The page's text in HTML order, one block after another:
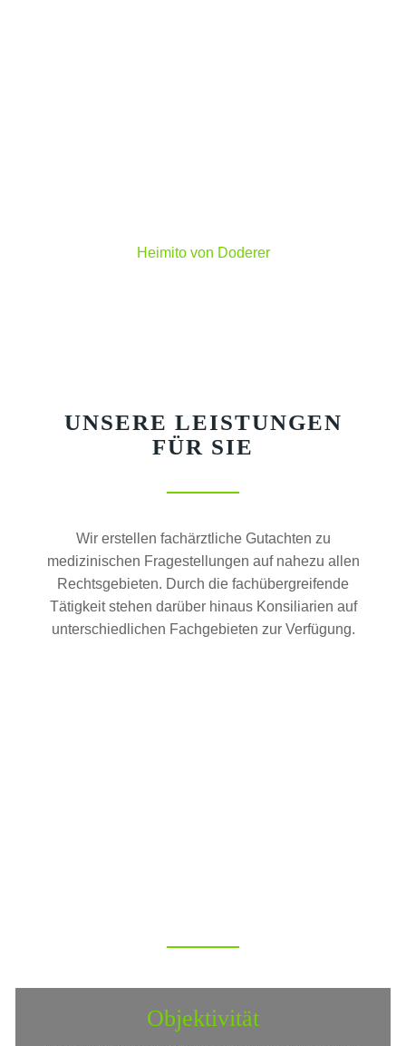
Heimito von Doderer
UNSERE LEISTUNGEN
FÜR SIE
Wir erstellen fachärztliche Gutachten zu
medizinischen Fragestellungen auf nahezu allen
Rechtsgebieten. Durch die fachübergreifende
Tätigkeit stehen darüber hinaus Konsiliarien auf
unterschiedlichen Fachgebieten zur Verfügung.
Objektivität